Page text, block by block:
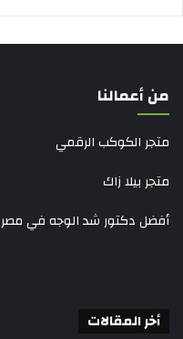
من أعمالنا
متجر الكوكب الرقمي
متجر بيلا زاك
أفضل دكتور شد الوجه في مصر
أخر المقالات